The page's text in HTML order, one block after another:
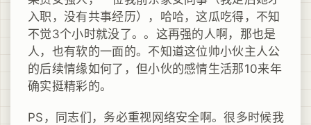
入职，没有共事经历），哈哈，这瓜吃得，不知
不觉3个小时就没了。。这再强的人啊，那也是
人，也有软的一面的。不知道这位帅小伙主人公
的后续情缘如何了，但小伙的感情生活那10来年
确实挺精彩的。
PS，同志们，务必重视网络安全啊。很多时候我